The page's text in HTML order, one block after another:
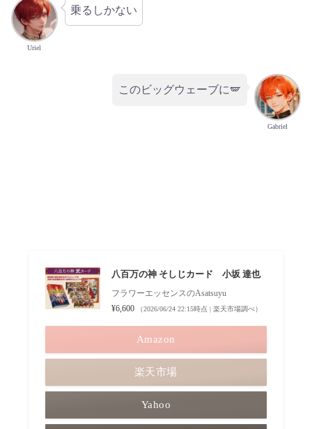
Uriel
乗るしかない
Gabriel
このビッグウェーブに🪽
八百万の神 そしじカード 小坂 達也
フラワーエッセンスのAsatsuyu
¥6,600
（2026/06/24 22:15時点 | 楽天市場調べ）
Amazon
楽天市場
Yahoo